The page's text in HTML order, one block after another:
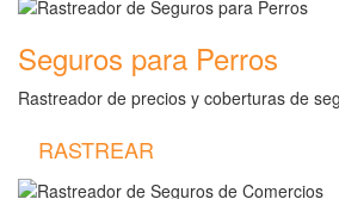
Seguros para Perros
Rastreador de precios y coberturas de
RASTREAR